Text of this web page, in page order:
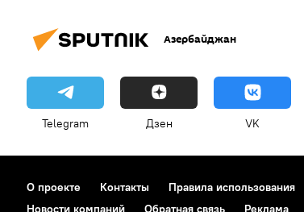
Азербайджан
Telegram Дзен VK
О проекте Контакты Правила использования
Новости компаний
Обратная связь Реклама